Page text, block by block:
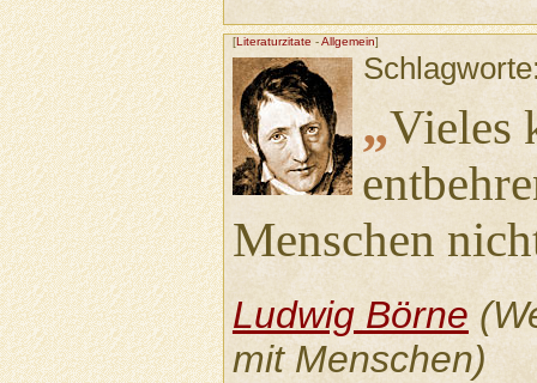
[Literaturzitate -Allgemein]
„Vieles
Menschen
Ludwig Börne
mit Menschen)